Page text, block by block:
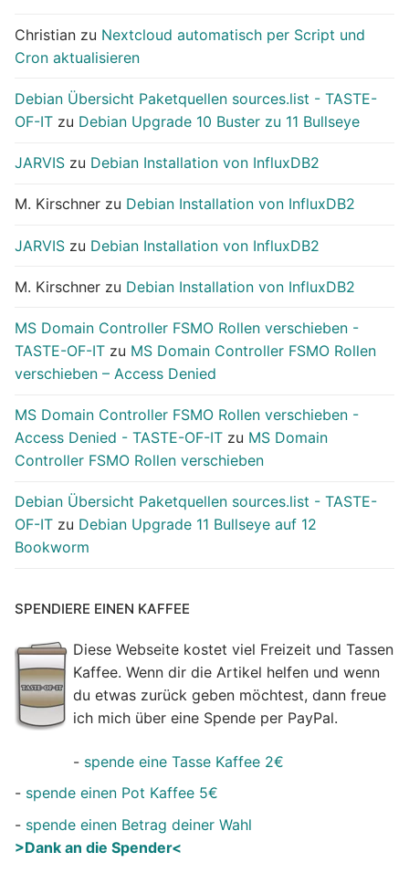
Christian zu Nextcloud automatisch per Script und
Cron aktualisieren
Debian Übersicht Paketquellen sources.list - TASTE-
OF-IT zu Debian Upgrade 10 Buster zu 11 Bullseye
JARVIS zu Debian Installation von InfluxDB2
M. Kirschner zu Debian Installation von InfluxDB2
JARVIS zu Debian Installation von InfluxDB2
M. Kirschner zu Debian Installation von InfluxDB2
MS Domain Controller FSMO Rollen verschieben -
TASTE-OF-IT zu MS Domain Controller FSMO Rollen
verschieben – Access Denied
MS Domain Controller FSMO Rollen verschieben -
Access Denied - TASTE-OF-IT zu MS Domain
Controller FSMO Rollen verschieben
Debian Übersicht Paketquellen sources.list - TASTE-
OF-IT zu Debian Upgrade 11 Bullseye auf 12
Bookworm
SPENDIERE EINEN KAFFEE
Diese Webseite kostet viel Freizeit und Tassen
Kaffee. Wenn dir die Artikel helfen und wenn
du etwas zurück geben möchtest, dann freue
ich mich über eine Spende per PayPal.
- spende eine Tasse Kaffee 2€
- spende einen Pot Kaffee 5€
- spende einen Betrag deiner Wahl
>Dank an die Spender<